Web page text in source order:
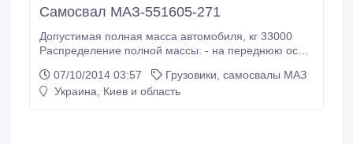
Самосвал МАЗ-551605-271
Допустимая полная масса автомобиля, кг 33000
Распределение полной массы: - на переднюю ось,
снаряженного автомобиля, кг 13000 Допустимая
грузоподъёмность, кг 20000 Объём платформы, м3
07/10/2014 03:57
Грузовики, самосвалы МАЗ
Украина, Киев и область